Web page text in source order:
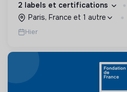
2 labels et certifications
Paris, France et 1 autre
Hier